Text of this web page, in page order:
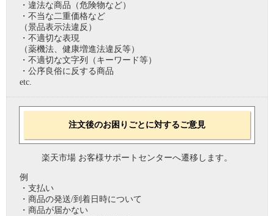
・違法な商品（危険物など）
・不当な二重価格など
（景品表示法違反）
・不適切な表現
（薬機法、健康増進法違反等）
・不適切な文字列（キーワード等）
・公序良俗に反する商品
etc.
注文後のお困りごとに対するご意見
楽天市場 お客様サポートセンターへ遷移します。
例
・支払い
・商品の発送/到着日時について
・商品が届かない